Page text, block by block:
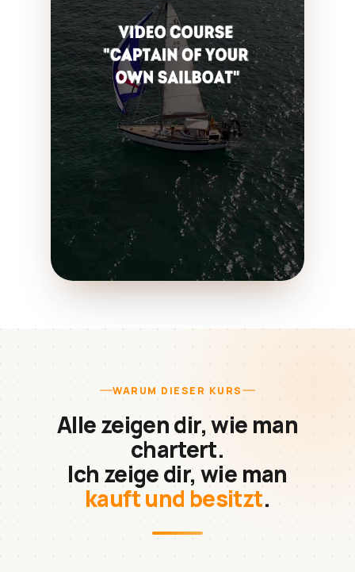
WARUM DIESER KURS
Alle zeigen dir, wie man
chartert.
Ich zeige dir, wie man
kauft und besitzt.